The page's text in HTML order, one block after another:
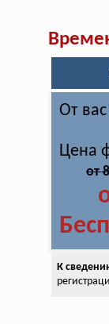
От
Цена
от
К